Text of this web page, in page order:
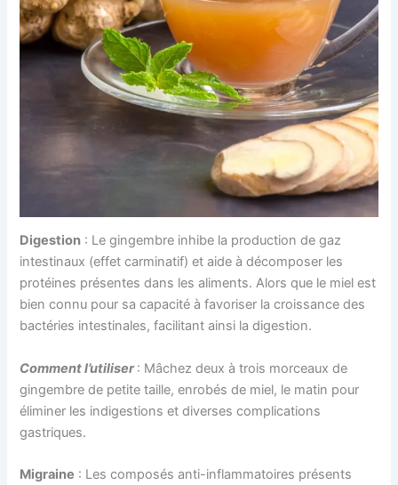
Digestion : Le gingembre inhibe la production de gaz
intestinaux (effet carminatif) et aide à décomposer les
protéines présentes dans les aliments. Alors que le miel est
bien connu pour sa capacité à favoriser la croissance des
bactéries intestinales, facilitant ainsi la digestion.
Comment l’utiliser: Mâchez deux à trois morceaux de
gingembre de petite taille, enrobés de miel, le matin pour
éliminer les indigestions et diverses complications
gastriques.
Migraine : Les composés anti-inflammatoires présents